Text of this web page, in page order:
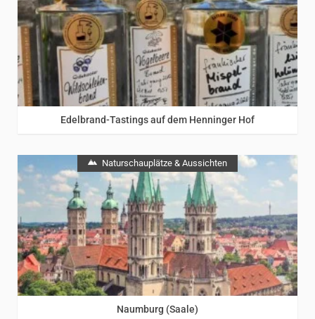
Edelbrand-Tastings auf dem Henninger Hof
Naturschauplätze & Aussichten
Naumburg (Saale)